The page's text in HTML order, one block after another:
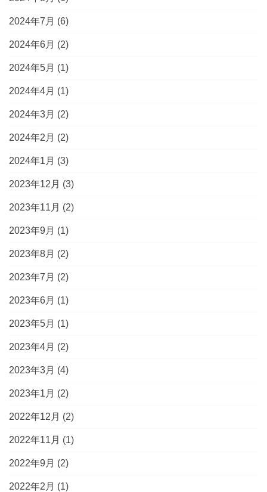
2024年7月 (6)
2024年6月 (2)
2024年5月 (1)
2024年4月 (1)
2024年3月 (2)
2024年2月 (2)
2024年1月 (3)
2023年12月 (3)
2023年11月 (2)
2023年9月 (1)
2023年8月 (2)
2023年7月 (2)
2023年6月 (1)
2023年5月 (1)
2023年4月 (2)
2023年3月 (4)
2023年1月 (2)
2022年12月 (2)
2022年11月 (1)
2022年9月 (2)
2022年2月 (1)